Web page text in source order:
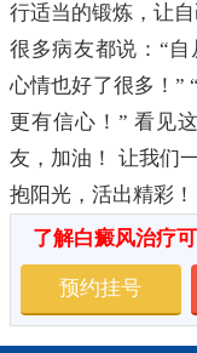
行适当的锻炼，让
很多病友都说：“自
心情也好了很多！”
更有信心！” 看见
友，加油！ 让我们
抱阳光，活出精彩！
了解白癜风治疗
预约挂号